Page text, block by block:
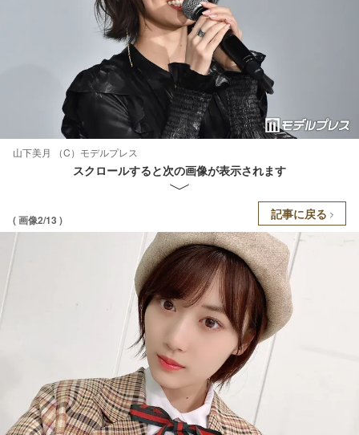
山下美月 （C）モデルプレス
スクロールすると次の画像が表示されます
( 画像2/13 ) 記事に戻る